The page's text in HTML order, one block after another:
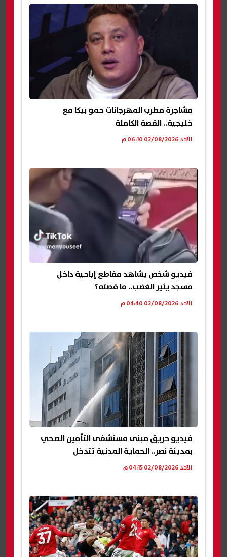
مشاجرة مطرب المهرجانات حمو بيكا مع
خليجية.. القصة الكاملة
الأحد 02/08/2026 06:10 م
فيديو شخص يشاهد مقاطع إباحية داخل
مسجد يثير الغضب.. ما قصته؟
الأحد 02/08/2026 04:40 م
فيديو حريق مبنى مستشفى التأمين الصحي
بمدينة نصر.. الحماية المدنية تتدخل
الأحد 02/08/2026 04:15 م